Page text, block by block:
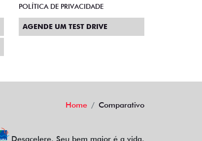
POLÍTICA DE PRIVACIDADE
AGENDE UM TEST DRIVE
Home Comparativo
Desacelere. Seu bem maior é a vida.